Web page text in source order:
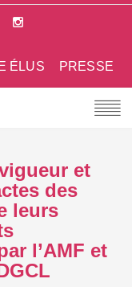
PRESSE
ÉLUS
et
des
leurs
l’AMF et